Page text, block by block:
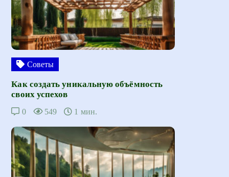
Советы
Как создать уникальную объёмность
своих успехов
0 549 1 мин.